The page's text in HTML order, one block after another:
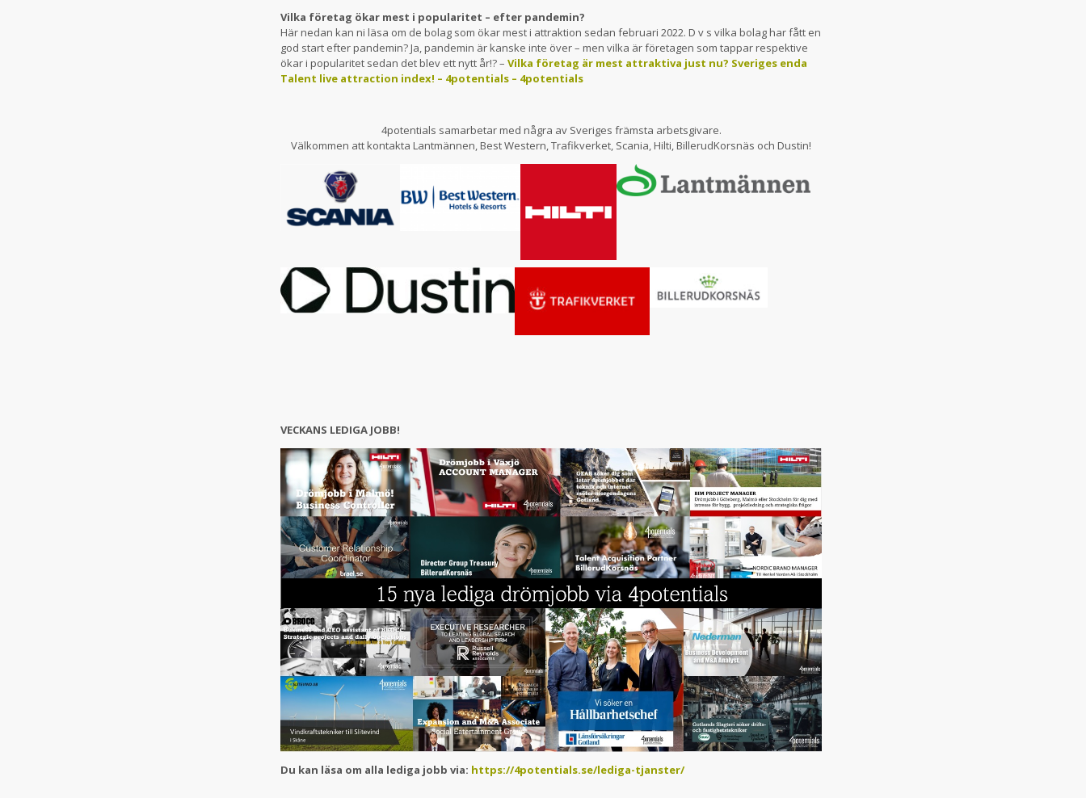
Vilka företag ökar mest i popularitet – efter pandemin?
Här nedan kan ni läsa om de bolag som ökar mest i attraktion sedan februari 2022. D v s vilka bolag har fått en
god start efter pandemin? Ja, pandemin är kanske inte över – men vilka är företagen som tappar respektive
ökar i popularitet sedan det blev ett nytt år!? – Vilka företag är mest attraktiva just nu? Sveriges enda
Talent live attraction index! – 4potentials – 4potentials
4potentials samarbetar med några av Sveriges främsta arbetsgivare.
Välkommen att kontakta Lantmännen, Best Western, Trafikverket, Scania, Hilti, BillerudKorsnäs och Dustin!
VECKANS LEDIGA JOBB!
Du kan läsa om alla lediga jobb via: https://4potentials.se/lediga-tjanster/